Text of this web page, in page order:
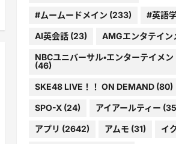
#ムームードメイン (233) #英語
AI英会話(23) AMGエンタテイン
NBCユニバーサル・エンターテイメ
(46)
SKE48 LIVE！！ ON DEMAND(80)
SPO-X(24) アイアールティー
アプリ (2642) アムモ (31) イ